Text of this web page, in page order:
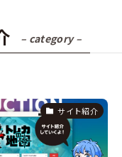
– category –
サイト紹介